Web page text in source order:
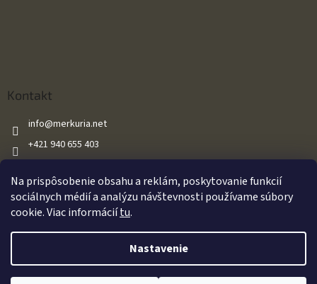
Na prispôsobenie obsahu a reklám, poskytovanie funkcií
sociálnych médií a analýzu návštevnosti používame súbory
cookie. Viac informáciítu.
Nastavenie
Oznamujeme našim zákazníkom že všetky naše vzduchové zbrane sú
Kontakt
info@merkuria.net
+421 940 655 403
Merkuria.net
Copyright 2026Merkuria.net. Všetky práva vyhradené.Upraviť